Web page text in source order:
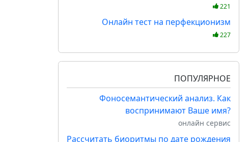
221
Онлайн тест на перфекционизм
227
ПОПУЛЯРНОЕ
Фоносемантический анализ. Как
воспринимают Ваше имя?
онлайн сервис
Рассчитать биоритмы по дате рождения